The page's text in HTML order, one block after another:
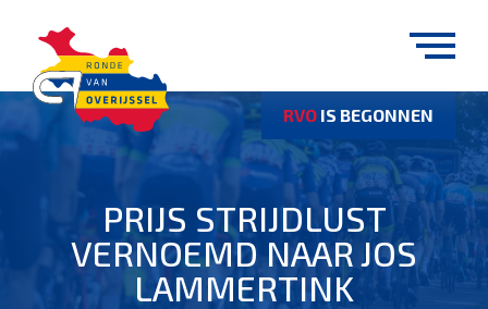
PRIJS STRIJDLUST
VERNOEMD NAAR JOS
LAMMERTINK
RVO IS BEGONNEN